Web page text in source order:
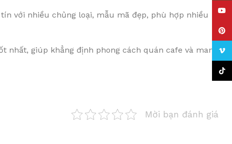
với nhiều chủng loại, mẫu mã đẹp, phù hợp nhiều
giúp khẳng định phong cách quán cafe và mang
Mời bạn đánh giá